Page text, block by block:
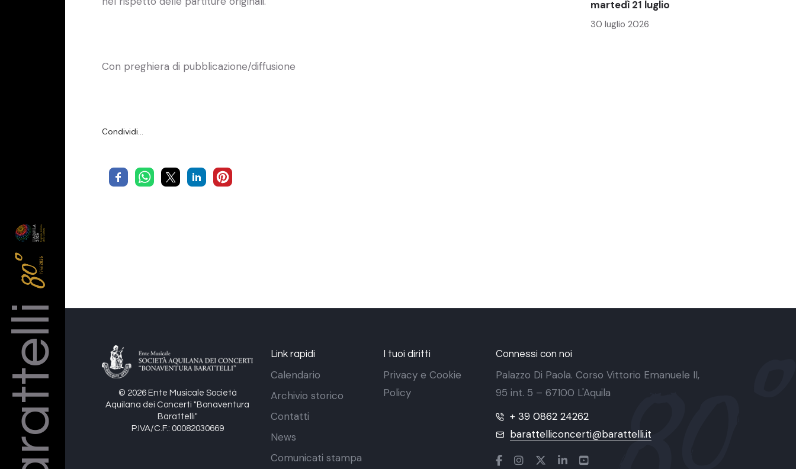
Barattelli
Con preghiera di pubblicazione/diffusione
Condividi…
martedì 21 luglio
30 luglio 2026
© 2026 Ente Musicale Società
Aquilana dei Concerti "Bonaventura
Barattelli"
P.IVA/C.F.: 00082030669
Link rapidi
Calendario
Archivio storico
Contatti
News
Comunicati stampa
I tuoi diritti
Privacy e Cookie
Policy
Connessi con noi
Palazzo Di Paola. Corso Vittorio Emanuele II,
95 int. 5 – 67100 L'Aquila
+ 39 0862 24262
barattelliconcerti@barattelli.it